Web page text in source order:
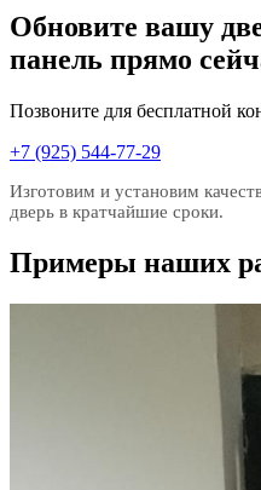
Обновите вашу
панель прямо
Позвоните для бесплатной
+7 (925) 544-77-29
Изготовим и установим
дверь в кратчайшие сроки.
Примеры наших